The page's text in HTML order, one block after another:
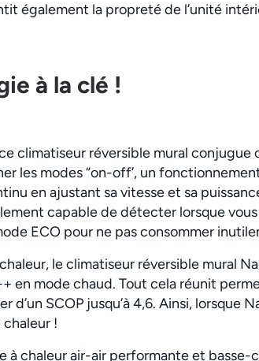
également la propreté de l’unité
à la clé !
climatiseur réversible mural
les modes “on-off’, un
en ajustant sa vitesse et sa
capable de détecter lorsque
ECO pour ne pas consommer
le climatiseur réversible mural
en mode chaud. Tout cela réunit
SCOP jusqu’à 4,6. Ainsi, lorsque
!
à chaleur air-air performante et basse-